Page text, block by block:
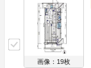
画像：19枚